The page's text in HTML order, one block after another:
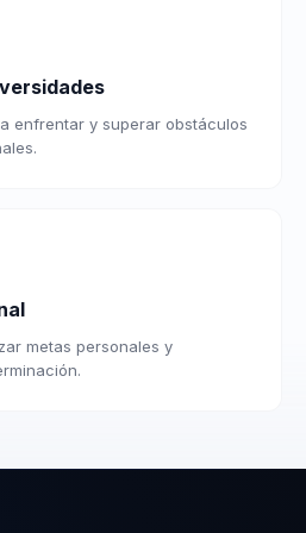
enfrentar y superar obstáculos
metas personales y